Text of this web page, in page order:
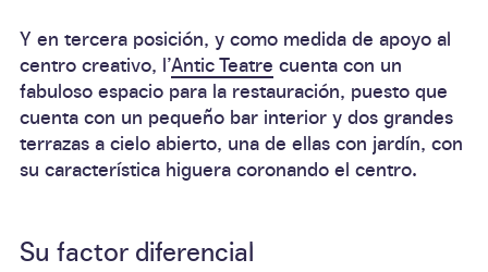
Y en tercera posición, y como medida de apoyo al
centro creativo, l’Antic Teatre cuenta con un
fabuloso espacio para la restauración, puesto que
cuenta con un pequeño bar interior y dos grandes
terrazas a cielo abierto, una de ellas con jardín, con
su característica higuera coronando el centro.
Su factor diferencial